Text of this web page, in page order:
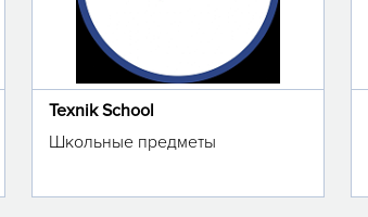
Texnik School
Школьные предметы